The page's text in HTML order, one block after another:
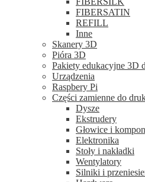
FIBERSATIN
REFILL
Inne
Skanery 3D
Pióra 3D
Pakiety edukacyjne 3D
Urządzenia
Raspbery Pi
Części zamienne do
Dysze
Ekstrudery
Głowice i
Elektronika
Stoły i nakładki
Wentylatory
Silniki i